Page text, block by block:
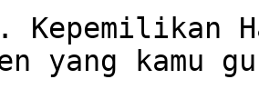
Kepemilikan
yang kamu